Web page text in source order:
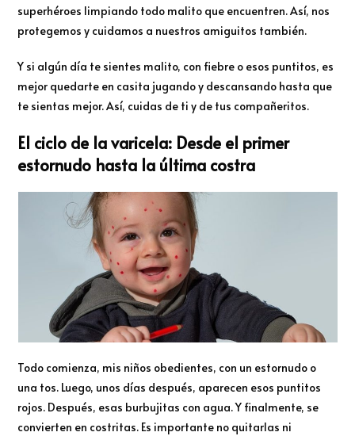
superhéroes limpiando todo malito que encuentren. Así, nos
protegemos y cuidamos a nuestros amiguitos también.
Y si algún día te sientes malito, con fiebre o esos puntitos, es
mejor quedarte en casita jugando y descansando hasta que
te sientas mejor. Así, cuidas de ti y de tus compañeritos.
El ciclo de la varicela: Desde el primer
estornudo hasta la última costra
Todo comienza, mis niños obedientes, con un estornudo o
una tos. Luego, unos días después, aparecen esos puntitos
rojos. Después, esas burbujitas con agua. Y finalmente, se
convierten en costritas. Es importante no quitarlas ni